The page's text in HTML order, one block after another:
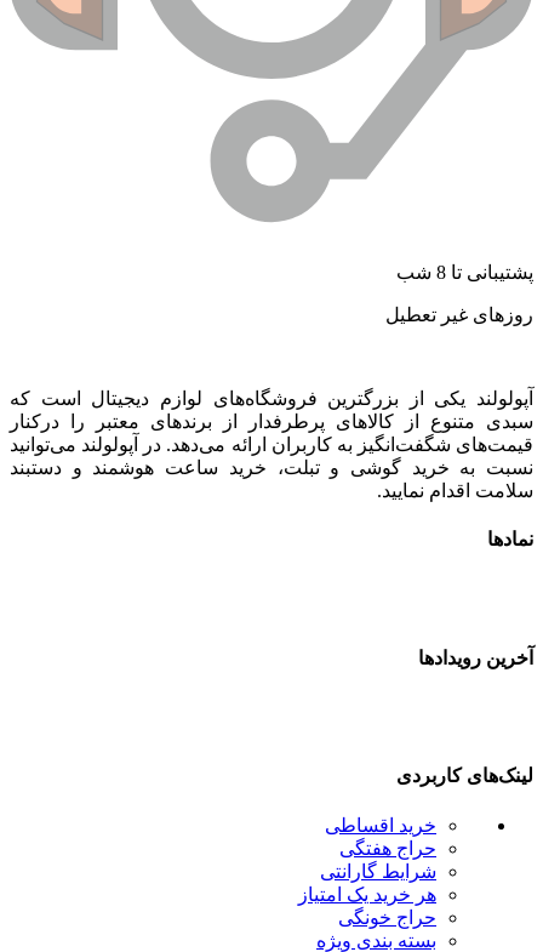
تا 8 شب
غیر تعطیل
یکی از بزرگترین فروشگاه‌های لوازم دیجیتال است که
متنوع از کالاهای پرطرفدار از برندهای معتبر را درکنار
شگفت‌انگیز به کاربران ارائه می‌دهد. در آپولولند می‌توانید
به خرید گوشی و تبلت، خرید ساعت هوشمند و دستبند
اقدام نمایید.
رویدادها
کاربردی
خرید اقساطی
حراج هفتگی
شرایط گارانتی
هر خرید یک امتیاز
حراج خونگی
بسته بندی ویژه